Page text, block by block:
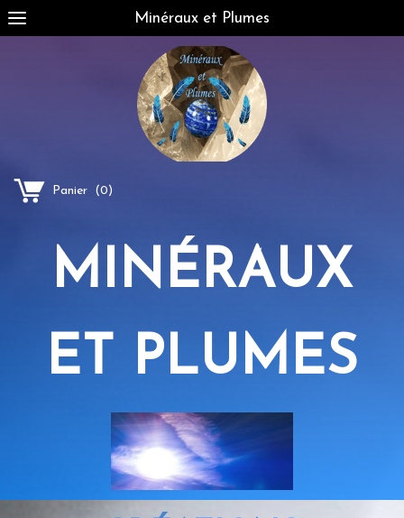
Minéraux et Plumes
Panier (0)
MINÉRAUX
ET PLUMES